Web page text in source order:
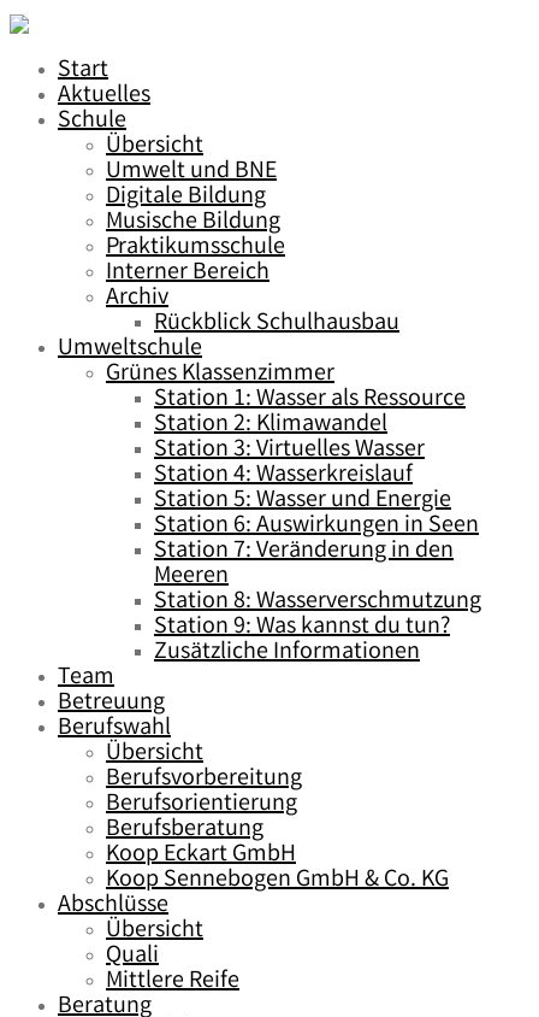
Start
Aktuelles
Schule
Übersicht
Umwelt und BNE
Digitale Bildung
Musische Bildung
Praktikumsschule
Interner Bereich
Archiv
Rückblick Schulhausbau
Umweltschule
Grünes Klassenzimmer
Station 1: Wasser als Ressource
Station 2: Klimawandel
Station 3: Virtuelles Wasser
Station 4: Wasserkreislauf
Station 5: Wasser und Energie
Station 6: Auswirkungen in Seen
Station 7: Veränderung in den
Meeren
Station 8: Wasserverschmutzung
Station 9: Was kannst du tun?
Zusätzliche Informationen
Team
Betreuung
Berufswahl
Übersicht
Berufsvorbereitung
Berufsorientierung
Berufsberatung
Koop Eckart GmbH
Koop Sennebogen GmbH & Co. KG
Abschlüsse
Übersicht
Quali
Mittlere Reife
Beratung